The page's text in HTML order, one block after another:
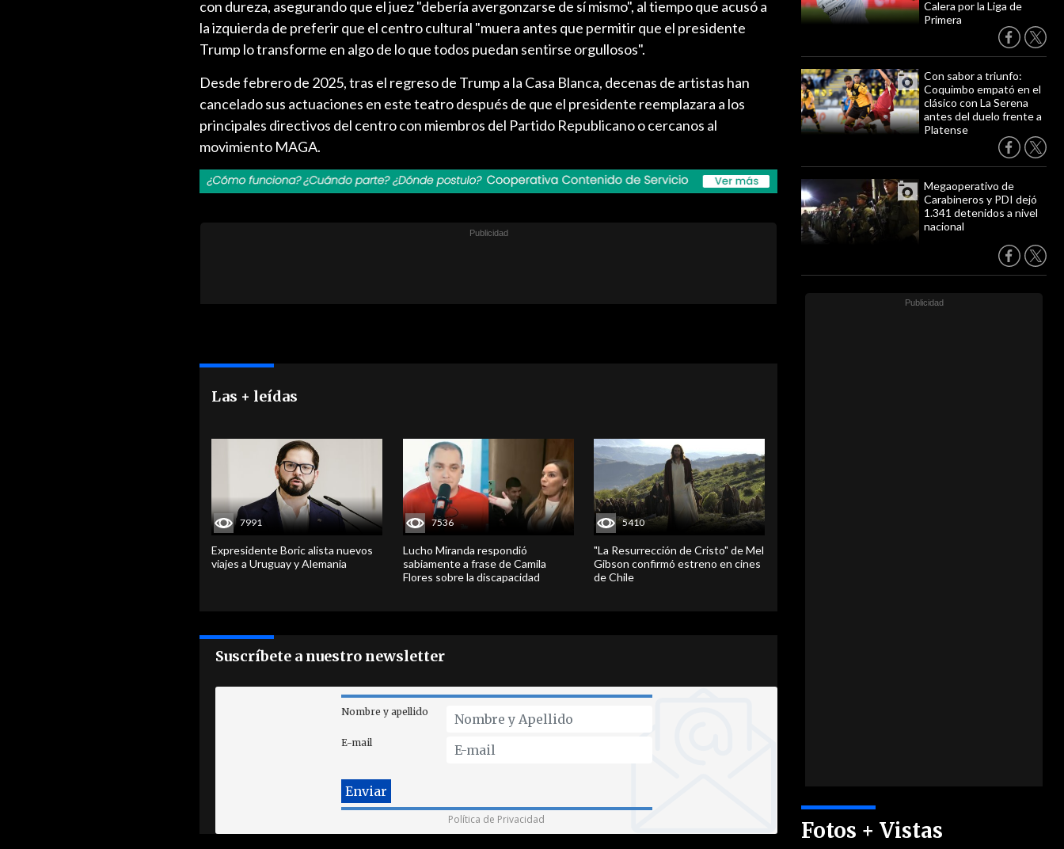
Calera por la Liga de
Primera
Con sabor a triunfo:
Coquimbo empató en el
clásico con La Serena
antes del duelo frente a
Platense
Megaoperativo de
Carabineros y PDI dejó
1.341 detenidos a nivel
nacional
Fotos + Vistas
con dureza, asegurando que el juez "debería avergonzarse de sí mismo", al tiempo que acusó a
la izquierda de preferir que el centro cultural "muera antes que permitir que el presidente
Trump lo transforme en algo de lo que todos puedan sentirse orgullosos".
Desde febrero de 2025, tras el regreso de Trump a la Casa Blanca, decenas de artistas han
cancelado sus actuaciones en este teatro después de que el presidente reemplazara a los
principales directivos del centro con miembros del Partido Republicano o cercanos al
movimiento MAGA.
Las + leídas
7991
Expresidente Boric alista nuevos
viajes a Uruguay y Alemania
7536
Lucho Miranda respondió
sabiamente a frase de Camila
Flores sobre la discapacidad
5410
"La Resurrección de Cristo" de Mel
Gibson confirmó estreno en cines
de Chile
Suscríbete a nuestro newsletter
Nombre y apellido
E-mail
Política de Privacidad